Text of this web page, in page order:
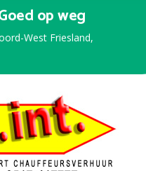
de beste aanbiedingen!